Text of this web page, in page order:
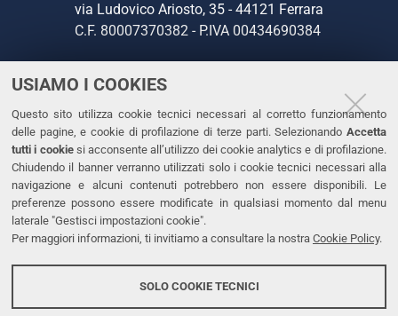
USIAMO I COOKIES
Questo sito utilizza cookie tecnici necessari al corretto funzionamento
delle pagine, e cookie di profilazione di terze parti. Selezionando Accetta
tutti i cookiesi acconsente all’utilizzo dei cookie analytics e di profilazione.
Chiudendo il banner verranno utilizzati solo i cookie tecnici necessari alla
navigazione e alcuni contenuti potrebbero non essere disponibili. Le
preferenze possono essere modificate in qualsiasi momento dal menu
laterale "Gestisci impostazioni cookie".
Per maggiori informazioni, ti invitiamo a consultare la nostra Cookie Policy.
SOLO COOKIE TECNICI
via Ludovico Ariosto, 35 - 44121 Ferrara
C.F. 80007370382 - P.IVA 00434690384
CONTATTI
Tel. +39 0532 293111
Fax. +39 0532 293031
PEC
LINKS
Dichiarazione di accessibilità
Protezione dati personali